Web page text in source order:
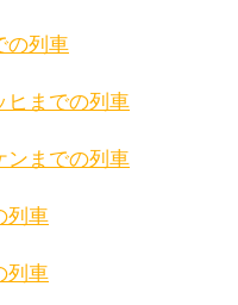
の列車
ヒまでの列車
ンまでの列車
列車
列車